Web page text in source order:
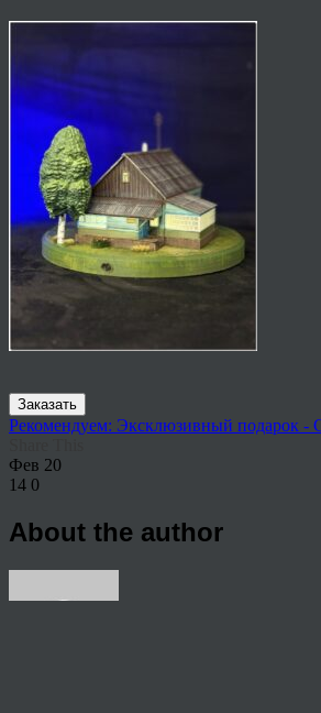
Заказать
Рекомендуем: Эксклюзивный подарок -
Фев 20
14 0
About the author